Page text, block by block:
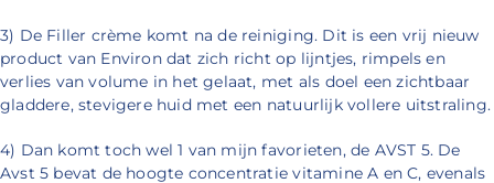
3) De Filler crème komt na de reiniging. Dit is een vrij nieuw
product van Environ dat zich richt op lijntjes, rimpels en
verlies van volume in het gelaat, met als doel een zichtbaar
gladdere, stevigere huid met een natuurlijk vollere uitstraling.
4) Dan komt toch wel 1 van mijn favorieten, de AVST 5. De
Avst 5 bevat de hoogte concentratie vitamine A en C, evenals